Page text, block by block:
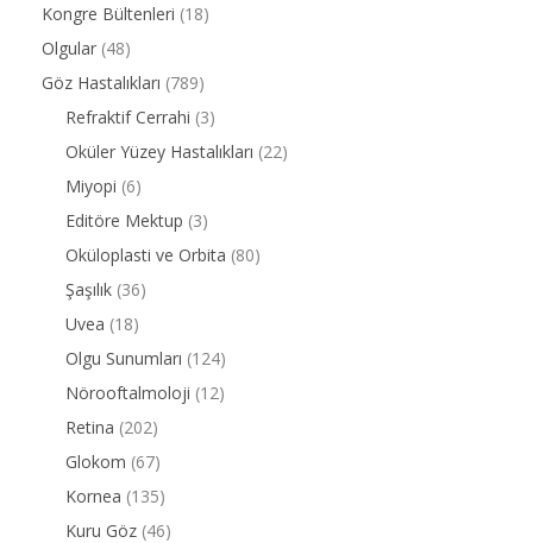
Kongre Bültenleri (18)
Olgular (48)
Göz Hastalıkları (789)
Refraktif Cerrahi (3)
Oküler Yüzey Hastalıkları (22)
Miyopi (6)
Editöre Mektup (3)
Oküloplasti ve Orbita (80)
Şaşılık (36)
Uvea (18)
Olgu Sunumları (124)
Nörooftalmoloji (12)
Retina (202)
Glokom (67)
Kornea (135)
Kuru Göz (46)